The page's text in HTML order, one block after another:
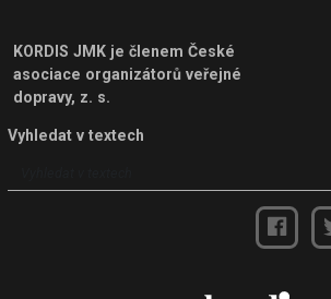
KORDIS JMK je členem České
asociace organizátorů veřejné
dopravy, z. s.
Vyhledat v textech